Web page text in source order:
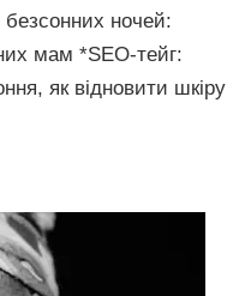
безсонних ночей:
мам *SEO-тейг:
як відновити шкіру